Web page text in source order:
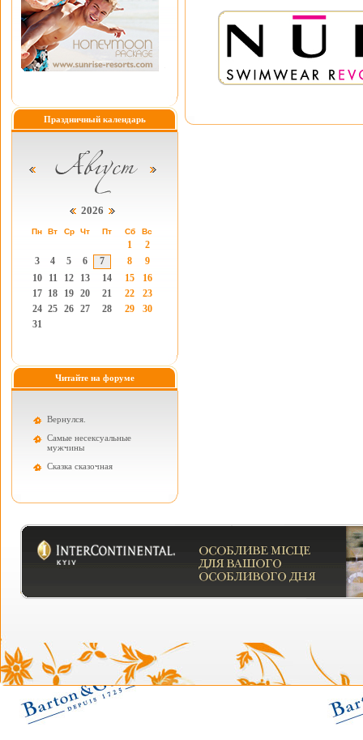
Праздничный календарь
2026
Пн Вт Ср Чт Пт Сб Вс
1
2
3
4 5 6 7 8
9
10
11 12 13 14 15
16
17
18 19 20 21 22
23
24 25 26 27 28 29
30
31
Читайте на форуме
Вернулся.
Самые несексуальные
мужчины
Cказка сказочная